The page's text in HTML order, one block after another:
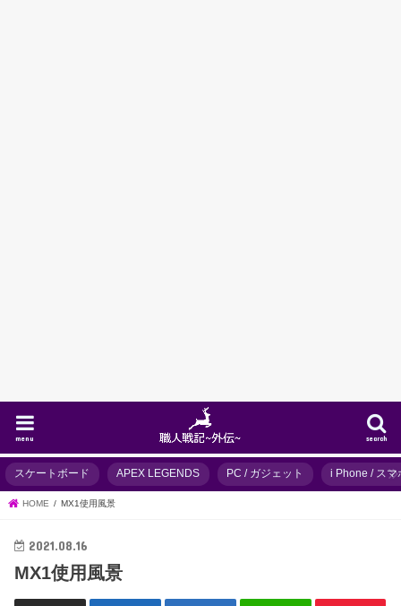
search
menu
スケートボード APEX LEGENDS PC / ガジェット i Phone / スマ
HOME MX1使用風景
2021.08.16
MX1使用風景